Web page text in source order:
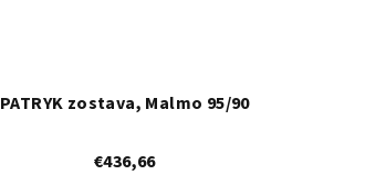
PATRYK zostava, Malmo 95/90
€436,66